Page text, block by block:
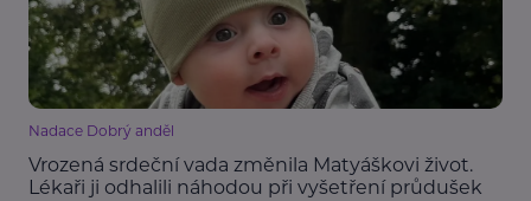
Nadace Dobrý anděl
Vrozená srdeční vada změnila Matyáškovi život.
Lékaři ji odhalili náhodou při vyšetření průdušek